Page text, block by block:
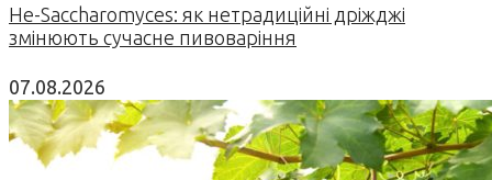
Не-Saccharomyces: як нетрадиційні дріжджі
змінюють сучасне пивоваріння
07.08.2026